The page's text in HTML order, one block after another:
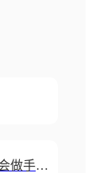
全球首创！这个“新吴造”机器人会做手术！